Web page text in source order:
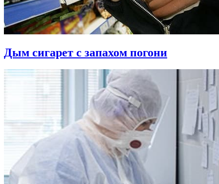
Дым сигарет с запахом погони